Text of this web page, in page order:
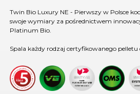
Twin Bio Luxury NE - Pierwszy w Polsce
swoje wymiary za pośrednictwem
Platinum Bio.
Spala każdy rodzaj certyfikowanego pelletu